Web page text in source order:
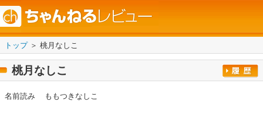
トップ＞ 桃月なしこ
桃月なしこ
名前読み ももつきなしこ